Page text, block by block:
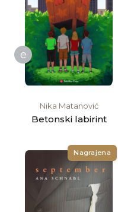
e
Nika Matanović
Betonski labirint
Nagrajena